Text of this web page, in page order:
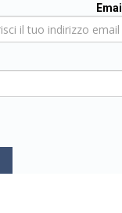
Email